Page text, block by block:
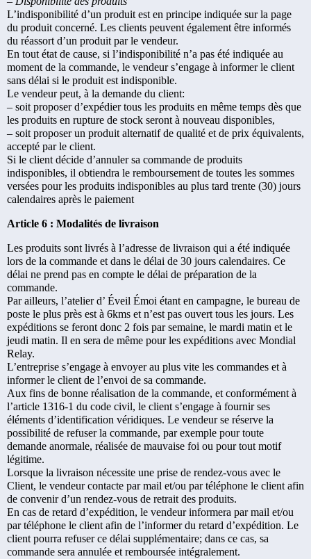
L’indisponibilité d’un produit est en principe indiquée sur la page
du produit concerné. Les clients peuvent également être informés
du réassort d’un produit par le vendeur.
En tout état de cause, si l’indisponibilité n’a pas été indiquée au
moment de la commande, le vendeur s’engage à informer le client
sans délai si le produit est indisponible.
Le vendeur peut, à la demande du client:
– soit proposer d’expédier tous les produits en même temps dès que
les produits en rupture de stock seront à nouveau disponibles,
– soit proposer un produit alternatif de qualité et de prix équivalents,
accepté par le client.
Si le client décide d’annuler sa commande de produits
indisponibles, il obtiendra le remboursement de toutes les sommes
versées pour les produits indisponibles au plus tard trente (30) jours
calendaires après le paiement
Article 6 : Modalités de livraison
Les produits sont livrés à l’adresse de livraison qui a été indiquée
lors de la commande et dans le délai de 30 jours calendaires. Ce
délai ne prend pas en compte le délai de préparation de la
commande.
Par ailleurs, l’atelier d’ Éveil Émoi étant en campagne, le bureau de
poste le plus près est à 6kms et n’est pas ouvert tous les jours. Les
expéditions se feront donc 2 fois par semaine, le mardi matin et le
jeudi matin. Il en sera de même pour les expéditions avec Mondial
Relay.
L’entreprise s’engage à envoyer au plus vite les commandes et à
informer le client de l’envoi de sa commande.
Aux fins de bonne réalisation de la commande, et conformément à
l’article 1316-1 du code civil, le client s’engage à fournir ses
éléments d’identification véridiques. Le vendeur se réserve la
possibilité de refuser la commande, par exemple pour toute
demande anormale, réalisée de mauvaise foi ou pour tout motif
légitime.
Lorsque la livraison nécessite une prise de rendez-vous avec le
Client, le vendeur contacte par mail et/ou par téléphone le client afin
de convenir d’un rendez-vous de retrait des produits.
En cas de retard d’expédition, le vendeur informera par mail et/ou
par téléphone le client afin de l’informer du retard d’expédition. Le
client pourra refuser ce délai supplémentaire; dans ce cas, sa
commande sera annulée et remboursée intégralement.